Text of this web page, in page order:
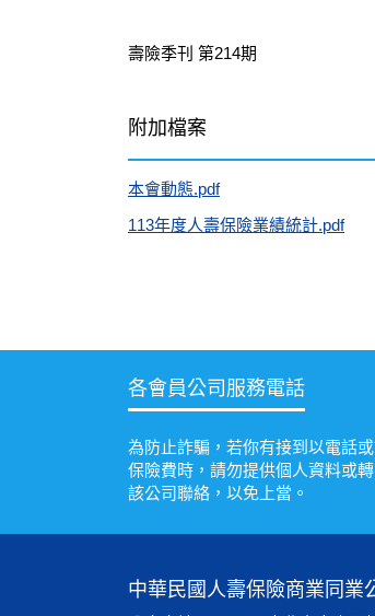
壽險季刊 第214期
附加檔案
本會動態.pdf
113年度人壽保險業績統計.pdf
各會員公司服務電話
為防止詐騙，若你有接到以電話
保險費時，請勿提供個人資料或
該公司聯絡，以免上當。
中華民國人壽保險商業同業